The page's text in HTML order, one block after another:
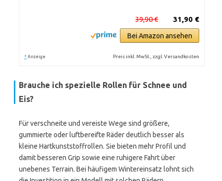
31,90 €
39,90 €
Bei Amazon ansehen
* Anzeige Preis inkl. MwSt., zzgl. Versandkosten
Brauche ich spezielle Rollen für Schnee und
Eis?
Für verschneite und vereiste Wege sind größere,
gummierte oder luftbereifte Räder deutlich besser als
kleine Hartkunststoffrollen. Sie bieten mehr Profil und
damit besseren Grip sowie eine ruhigere Fahrt über
unebenes Terrain. Bei häufigem Wintereinsatz lohnt sich